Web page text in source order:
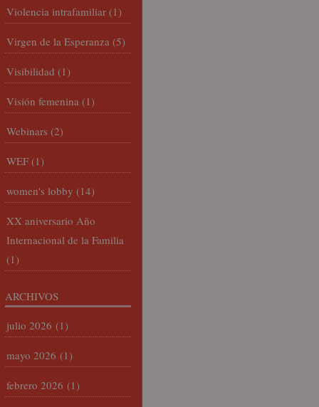
Violencia intrafamiliar (1)
Virgen de la Esperanza (5)
Visibilidad (1)
Visión femenina (1)
Webinars (2)
WEF (1)
women's lobby (14)
XX aniversario Año
Internacional de la Familia
(1)
ARCHIVOS
julio 2026 (1)
mayo 2026 (1)
febrero 2026 (1)